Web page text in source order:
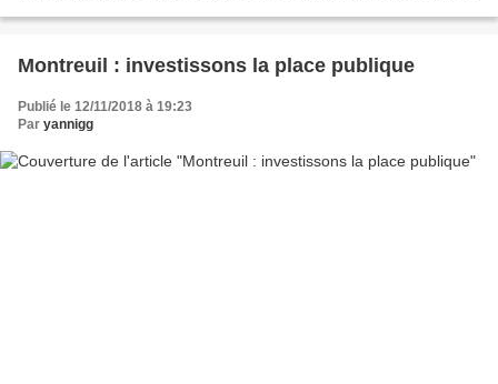
Montreuil : investissons la place publique
Publié le 12/11/2018 à 19:23
Par yannigg